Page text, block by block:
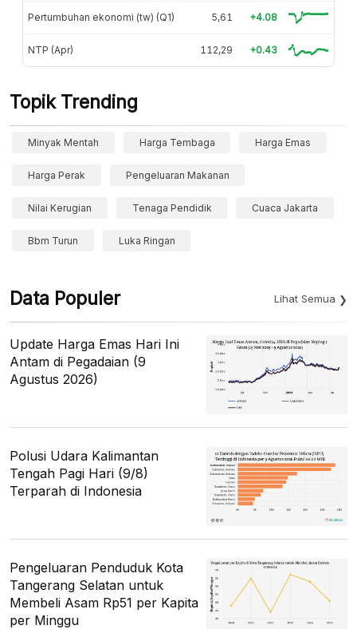
Pertumbuhan ekonomi (tw) (Q1) 5,61 +4.08
NTP (Apr) 112,29 +0.43
Topik Trending
Minyak Mentah Harga Tembaga Harga Emas
Harga Perak Pengeluaran Makanan
Nilai Kerugian Tenaga Pendidik Cuaca Jakarta
Bbm Turun Luka Ringan
Data Populer Lihat Semua
Update Harga Emas Hari Ini
Antam di Pegadaian (9
Agustus 2026)
Polusi Udara Kalimantan
Tengah Pagi Hari (9/8)
Terparah di Indonesia
Pengeluaran Penduduk Kota
Tangerang Selatan untuk
Membeli Asam Rp51 per Kapita
per Minggu